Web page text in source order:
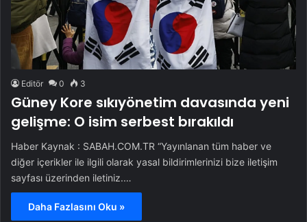
Editör 0 3
Güney Kore sıkıyönetim davasında yeni
gelişme: O isim serbest bırakıldı
Haber Kaynak : SABAH.COM.TR “Yayınlanan tüm haber ve
diğer içerikler ile ilgili olarak yasal bildirimlerinizi bize iletişim
sayfası üzerinden iletiniz.…
Daha Fazlasını Oku »